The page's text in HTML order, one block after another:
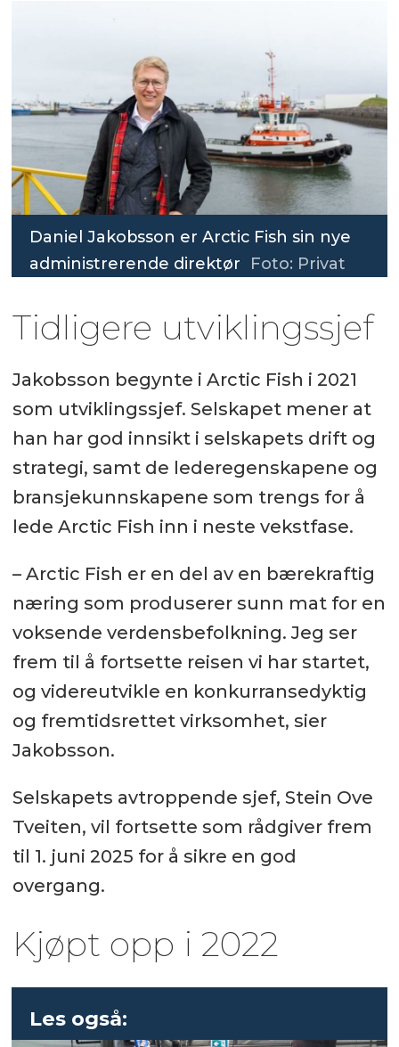
Daniel Jakobsson er Arctic Fish sin nye
administrerende direktør
Foto: Privat
Tidligere utviklingssjef
Jakobsson begynte i Arctic Fish i 2021
som utviklingssjef. Selskapet mener at
han har god innsikt i selskapets drift og
strategi, samt de lederegenskapene og
bransjekunnskapene som trengs for å
lede Arctic Fish inn i neste vekstfase.
– Arctic Fish er en del av en bærekraftig
næring som produserer sunn mat for en
voksende verdensbefolkning. Jeg ser
frem til å fortsette reisen vi har startet,
og videreutvikle en konkurransedyktig
og fremtidsrettet virksomhet, sier
Jakobsson.
Selskapets avtroppende sjef, Stein Ove
Tveiten, vil fortsette som rådgiver frem
til 1. juni 2025 for å sikre en god
overgang.
Kjøpt opp i 2022
Les også: